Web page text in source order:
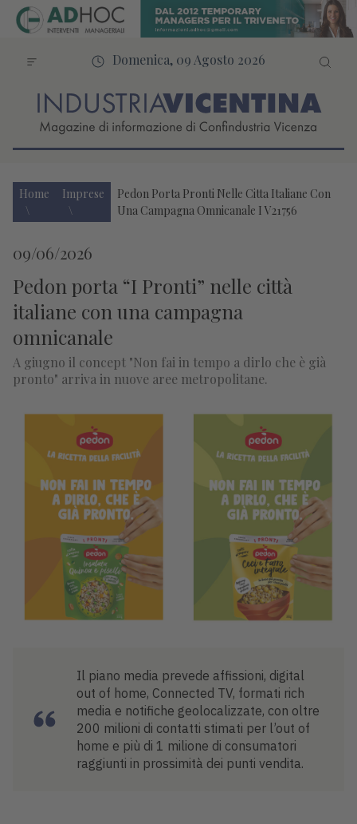
Domenica, 09 Agosto 2026
Home Imprese
Pedon Porta Pronti Nelle Citta Italiane Con
Una Campagna Omnicanale I V21756
09/06/2026
Pedon porta “I Pronti” nelle città
italiane con una campagna
omnicanale
A giugno il concept "Non fai in tempo a dirlo che è già
pronto" arriva in nuove aree metropolitane.
Il piano media prevede affissioni, digital
out of home, Connected TV, formati rich
media e notifiche geolocalizzate, con oltre
200 milioni di contatti stimati per l’out of
home e più di 1 milione di consumatori
raggiunti in prossimità dei punti vendita.